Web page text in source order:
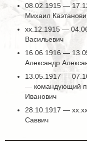
08.02.1915 —
Михаил
xx.12.1915 —
Васильевич
16.06.1916 —
Александр
13.05.1917 —
— командующий
Иванович
28.10.1917 —
Саввич